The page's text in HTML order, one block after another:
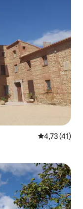
Μέση
4,73 (41)